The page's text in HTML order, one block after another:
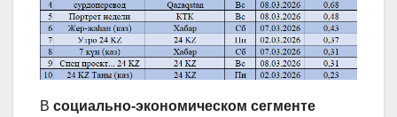
В социально-экономическом сегменте